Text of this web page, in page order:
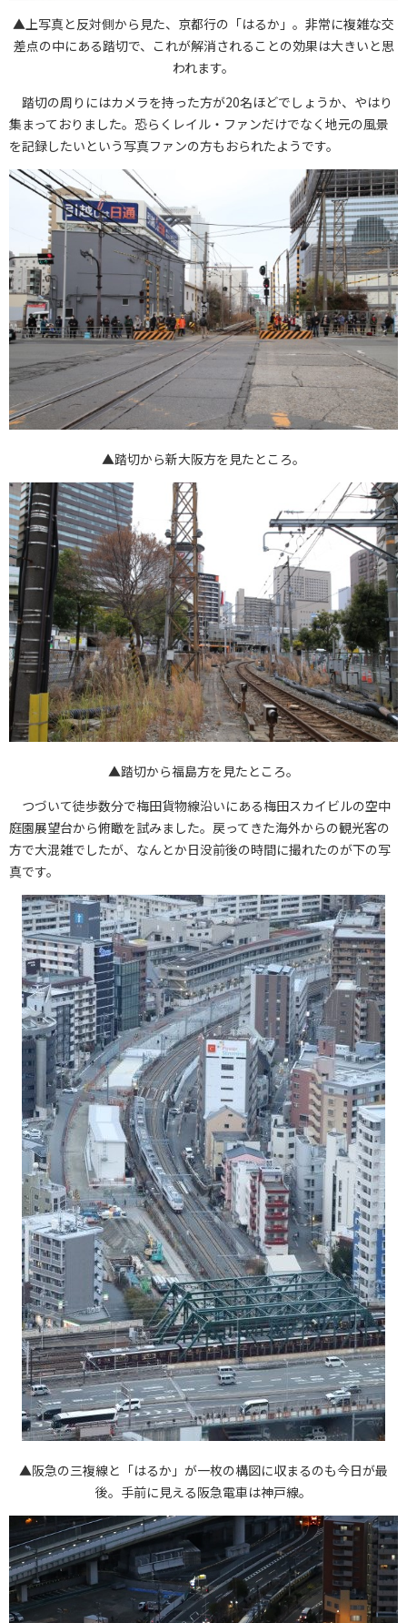
▲上写真と反対側から見た、京都行の「はるか」。非常に複雑な交
差点の中にある踏切で、これが解消されることの効果は大きいと思
われます。
踏切の周りにはカメラを持った方が20名ほどでしょうか、やはり
集まっておりました。恐らくレイル・ファンだけでなく地元の風景
を記録したいという写真ファンの方もおられたようです。
▲踏切から新大阪方を見たところ。
▲踏切から福島方を見たところ。
つづいて徒歩数分で梅田貨物線沿いにある梅田スカイビルの空中
庭園展望台から俯瞰を試みました。戻ってきた海外からの観光客の
方で大混雑でしたが、なんとか日没前後の時間に撮れたのが下の写
真です。
▲阪急の三複線と「はるか」が一枚の構図に収まるのも今日が最
後。手前に見える阪急電車は神戸線。